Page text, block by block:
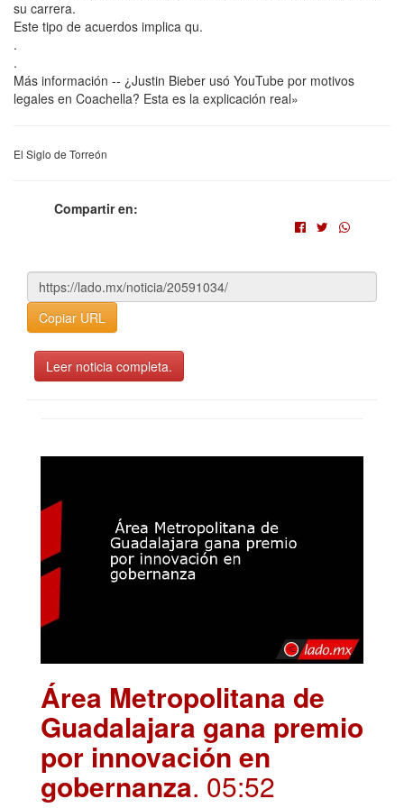
su carrera.
Este tipo de acuerdos implica qu.
.
.
Más información -- ¿Justin Bieber usó YouTube por motivos
legales en Coachella? Esta es la explicación real»
El Siglo de Torreón
Compartir en:
Copiar URL
Leer noticia completa.
Área Metropolitana de
Guadalajara gana premio
por innovación en
gobernanza. 05:52